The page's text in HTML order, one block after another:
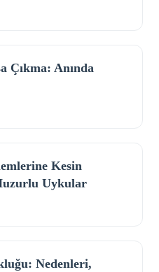
Çıkma: Anında
Kesin
Uykular
Nedenleri,